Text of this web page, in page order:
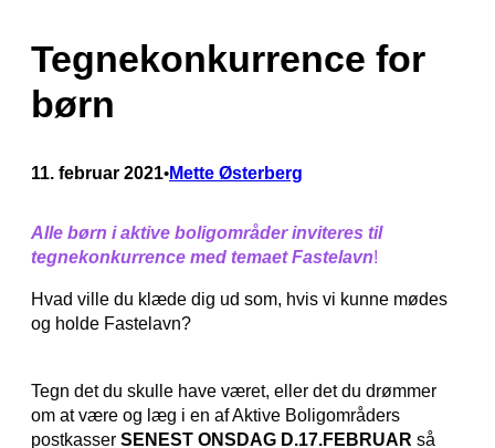
Tegnekonkurrence for
børn
11. februar 2021•Mette Østerberg
Alle børn i aktive boligområder inviteres til
tegnekonkurrence med temaet Fastelavn!
Hvad ville du klæde dig ud som, hvis vi kunne mødes
og holde Fastelavn?
Tegn det du skulle have været, eller det du drømmer
om at være og læg i en af Aktive Boligområders
postkasser SENEST ONSDAG D.17.FEBRUAR så